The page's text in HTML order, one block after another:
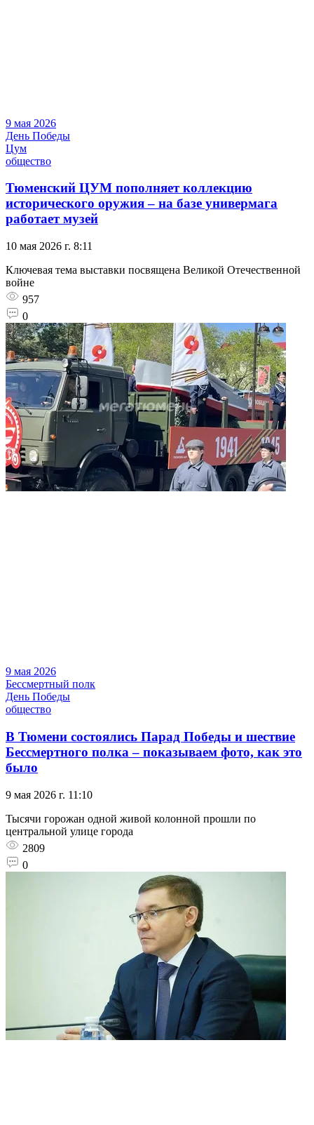
9 мая 2026
День Победы
Цум
общество
Тюменский ЦУМ пополняет коллекцию
исторического оружия – на базе универмага
работает музей
10 мая 2026 г. 8:11
Ключевая тема выставки посвящена Великой Отечественной
войне
957
0
9 мая 2026
Бессмертный полк
День Победы
общество
В Тюмени состоялись Парад Победы и шествие
Бессмертного полка – показываем фото, как это
было
9 мая 2026 г. 11:10
Тысячи горожан одной живой колонной прошли по
центральной улице города
2809
0